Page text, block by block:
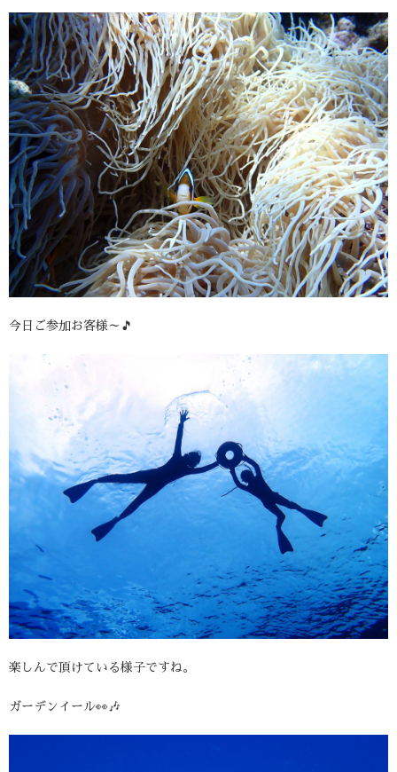
今日ご参加お客様～🎵
楽しんで頂けている様子ですね。
ガーデンイール👀🎶